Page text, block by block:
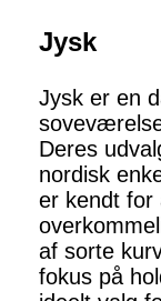
Jysk
Jysk er en
Deres
nordisk
er kendt for
af sorte
fokus på